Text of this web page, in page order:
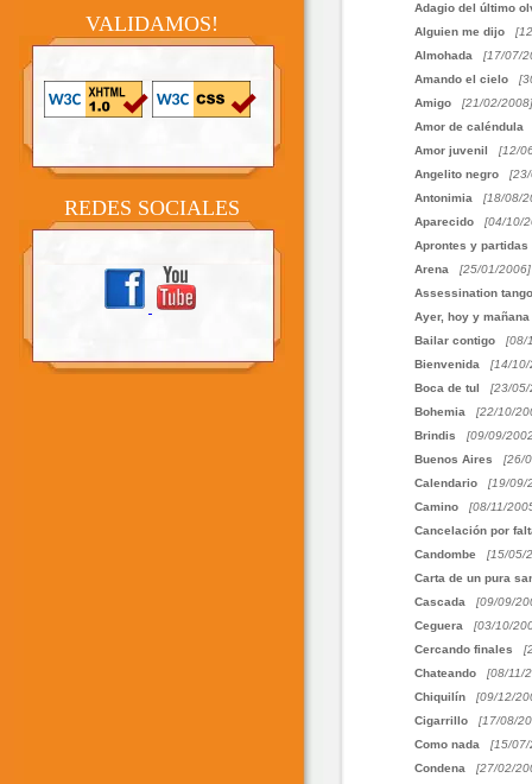
VALIDAMOS!
REDES SOCIALES
Adagio del último
Alguien me dijo
Almohada
[17/07/
Amando el cielo
Amigo
[21/02/2008]
Amor de caléndula
Amor juvenil
[12/
Angelito negro
Antonimia
[18/08/
Aparecido
[04/10/
Aprontes y partidas
Arena
[25/01/2006]
Assessination tango
Ayer, hoy y mañana
Bailar contigo
[08/
Bienvenida
[14/10/
Boca de tul
[23/05/
Bohemia
[22/10/
Brindis
[09/09/
Buenos Aires
[26/
Calendario
[19/09/
Camino
[08/11/
Cancelación por
Candombe
[15/05/
Carta de un pura
Cascada
[09/09/
Ceguera
[03/10/
Cercando finales
Chateando
[08/11/
Chiquilín
[09/12/
Cigarrillo
[17/08/
Como nada
[15/07/
Condena
[27/02/